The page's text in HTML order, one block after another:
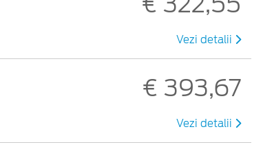
Vezi detalii
€ 393,67
Vezi detalii